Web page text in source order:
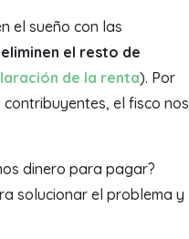
el sueño con las
el resto de
de la renta). Por
el fisco nos
dinero para pagar?
solucionar el problema y